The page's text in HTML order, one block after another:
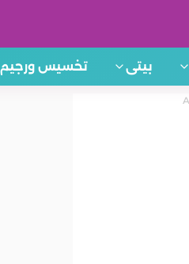
بيتى تخسيس ورجيم